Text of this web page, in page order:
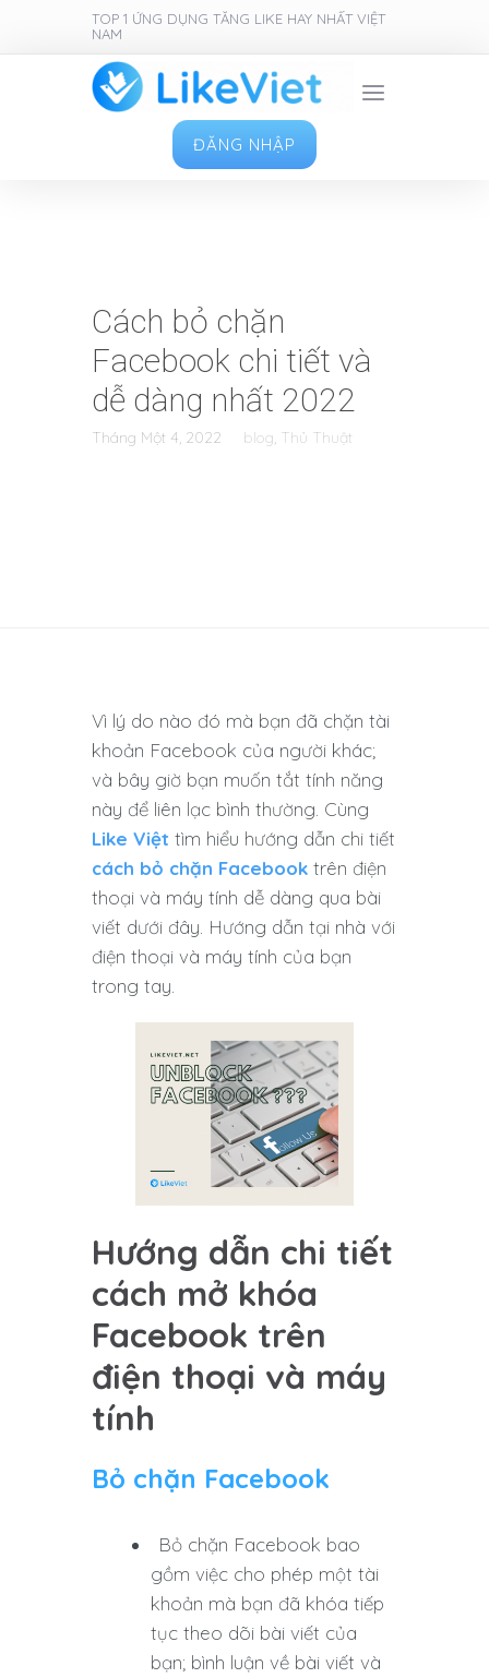
TOP 1 ỨNG DỤNG TĂNG LIKE HAY NHẤT VIỆT
NAM
ĐĂNG NHẬP
Cách bỏ chặn
Facebook chi tiết và
dễ dàng nhất 2022
Tháng Một 4, 2022 blog, Thủ Thuật
Vì lý do nào đó mà bạn đã chặn tài
khoản Facebook của người khác;
và bây giờ bạn muốn tắt tính năng
này để liên lạc bình thường. Cùng
Like Việt tìm hiểu hướng dẫn chi tiết
cách bỏ chặn Facebook trên điện
thoại và máy tính dễ dàng qua bài
viết dưới đây. Hướng dẫn tại nhà với
điện thoại và máy tính của bạn
trong tay.
Hướng dẫn chi tiết
cách mở khóa
Facebook trên
điện thoại và máy
tính
Bỏ chặn Facebook
Bỏ chặn Facebook bao
gồm việc cho phép một tài
khoản mà bạn đã khóa tiếp
tục theo dõi bài viết của
bạn; bình luận về bài viết và